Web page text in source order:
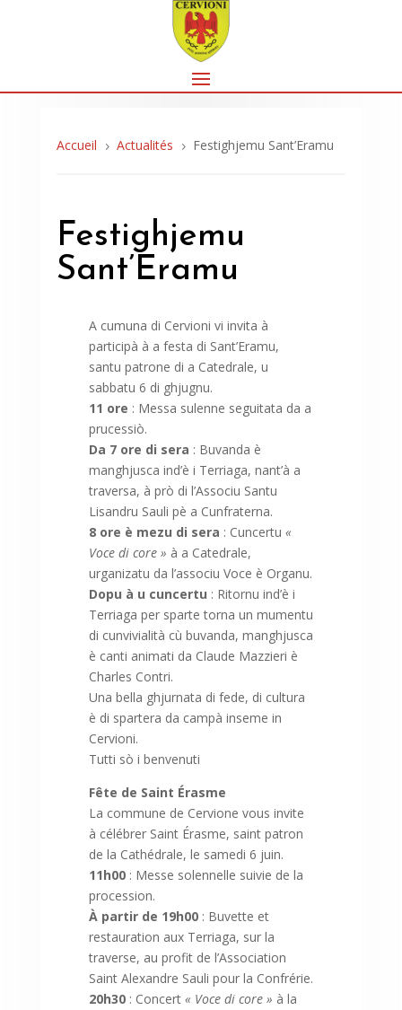
Accueil 5 Actualités 5 Festighjemu Sant’Eramu
Festighjemu
Sant’Eramu
A cumuna di Cervioni vi invita à
participà à a festa di Sant’Eramu,
santu patrone di a Catedrale, u
sabbatu 6 di ghjugnu.
11 ore : Messa sulenne seguitata da a
prucessiò.
Da 7 ore di sera : Buvanda è
manghjusca ind’è i Terriaga, nant’à a
traversa, à prò di l’Associu Santu
Lisandru Sauli pè a Cunfraterna.
8 ore è mezu di sera : Cuncertu «
Voce di core » à a Catedrale,
urganizatu da l’associu Voce è Organu.
Dopu à u cuncertu : Ritornu ind’è i
Terriaga per sparte torna un mumentu
di cunvivialità cù buvanda, manghjusca
è canti animati da Claude Mazzieri è
Charles Contri.
Una bella ghjurnata di fede, di cultura
è di spartera da campà inseme in
Cervioni.
Tutti sò i benvenuti
Fête de Saint Érasme
La commune de Cervione vous invite
à célébrer Saint Érasme, saint patron
de la Cathédrale, le samedi 6 juin.
11h00: Messe solennelle suivie de la
procession.
À partir de 19h00: Buvette et
restauration aux Terriaga, sur la
traverse, au profit de l’Association
Saint Alexandre Sauli pour la Confrérie.
20h30: Concert « Voce di core » à la